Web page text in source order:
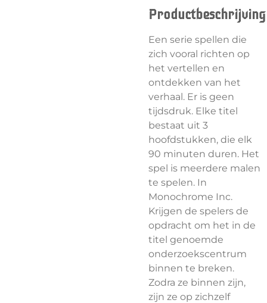
Productbeschrijving
Een serie spellen die
zich vooral richten op
het vertellen en
ontdekken van het
verhaal. Er is geen
tijdsdruk. Elke titel
bestaat uit 3
hoofdstukken, die elk
90 minuten duren. Het
spel is meerdere malen
te spelen. In
Monochrome Inc.
Krijgen de spelers de
opdracht om het in de
titel genoemde
onderzoekscentrum
binnen te breken.
Zodra ze binnen zijn,
zijn ze op zichzelf